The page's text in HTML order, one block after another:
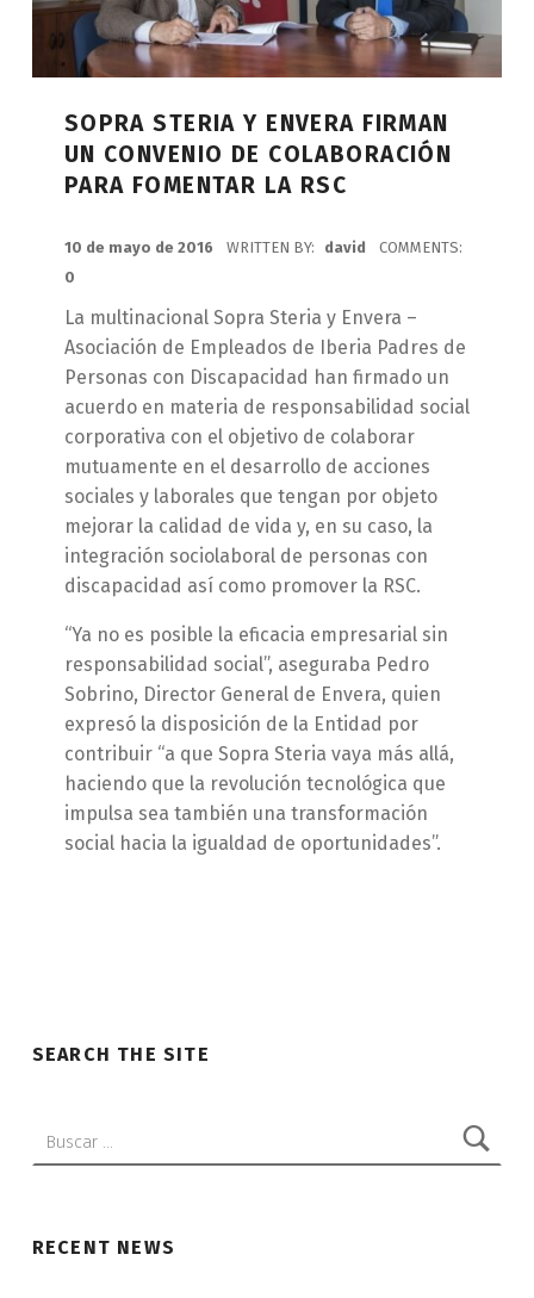
SOPRA STERIA Y ENVERA FIRMAN
UN CONVENIO DE COLABORACIÓN
PARA FOMENTAR LA RSC
10 de mayo de 2016 WRITTEN BY: david
COMMENTS:
0
La multinacional Sopra Steria y Envera –
Asociación de Empleados de Iberia Padres de
Personas con Discapacidad han firmado un
acuerdo en materia de responsabilidad social
corporativa con el objetivo de colaborar
mutuamente en el desarrollo de acciones
sociales y laborales que tengan por objeto
mejorar la calidad de vida y, en su caso, la
integración sociolaboral de personas con
discapacidad así como promover la RSC.
“Ya no es posible la eficacia empresarial sin
responsabilidad social”, aseguraba Pedro
Sobrino, Director General de Envera, quien
expresó la disposición de la Entidad por
contribuir “a que Sopra Steria vaya más allá,
haciendo que la revolución tecnológica que
impulsa sea también una transformación
social hacia la igualdad de oportunidades”.
SEARCH THE SITE
RECENT NEWS